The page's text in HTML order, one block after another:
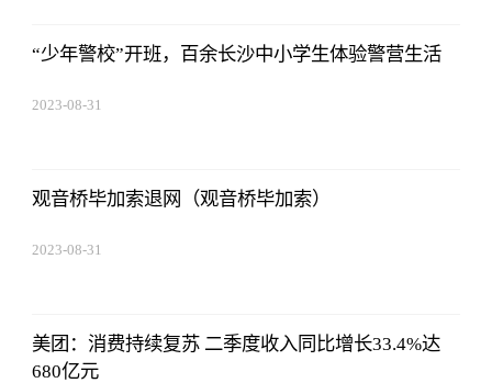
“少年警校”开班，百余长沙中小学生体验警营生活
2023-08-31
观音桥毕加索退网（观音桥毕加索）
2023-08-31
美团：消费持续复苏 二季度收入同比增长33.4%达
680亿元